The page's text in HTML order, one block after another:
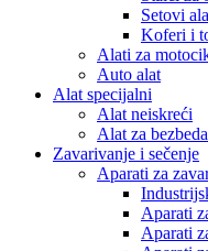
Setovi
Koferi i
Alati za
Auto alat
Alat specijalni
Alat neiskreći
Alat za
Zavarivanje i sečenje
Aparati za
Aparati
Aparati